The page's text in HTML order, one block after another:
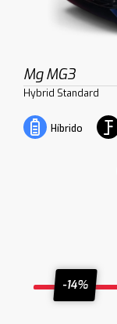
Mg MG3
Hybrid Standard
Híbrido
-14%